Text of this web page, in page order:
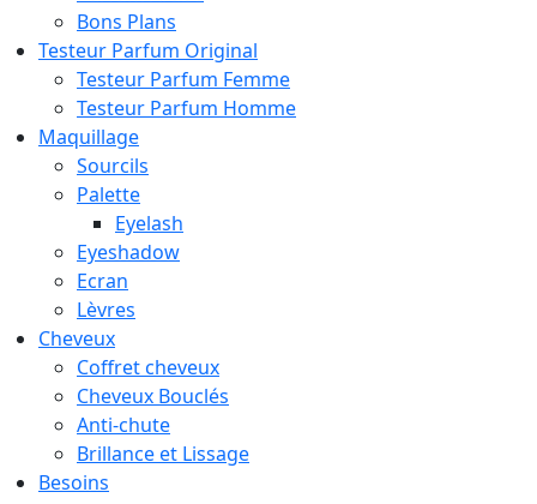
Bons Plans
Testeur Parfum Original
Testeur Parfum Femme
Testeur Parfum Homme
Maquillage
Sourcils
Palette
Eyelash
Eyeshadow
Ecran
Lèvres
Cheveux
Coffret cheveux
Cheveux Bouclés
Anti-chute
Brillance et Lissage
Besoins